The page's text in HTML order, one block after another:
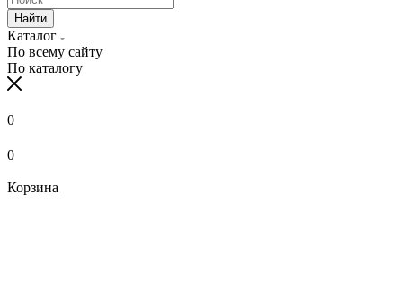
Найти
Каталог
По всему сайту
По каталогу
0
0
Корзина